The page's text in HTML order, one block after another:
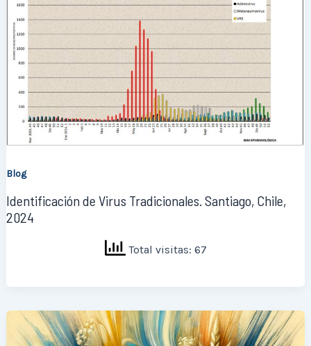
Blog
Identificación de Virus Tradicionales. Santiago, Chile,
2024
Total visitas: 67